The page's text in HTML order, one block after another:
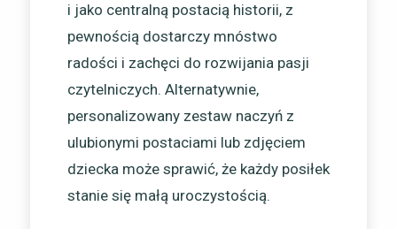
i jako centralną postacią historii, z
pewnością dostarczy mnóstwo
radości i zachęci do rozwijania pasji
czytelniczych. Alternatywnie,
personalizowany zestaw naczyń z
ulubionymi postaciami lub zdjęciem
dziecka może sprawić, że każdy posiłek
stanie się małą uroczystością.